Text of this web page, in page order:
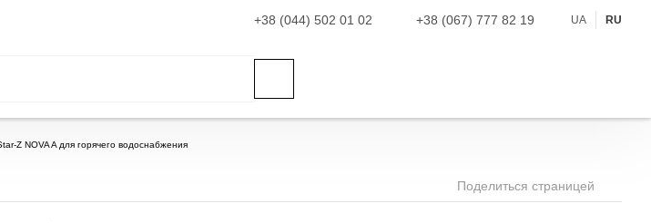
+38 (044) 502 01 02 +38 (067) 777 82 19 UA RU
Z NOVA A для горячего водоснабжения
Поделиться страницей